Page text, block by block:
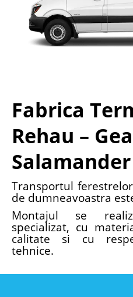
Fabrica
Rehau –
Transportul
de dumneavoastra
Montajul se
specializat, cu
calitate si cu
tehnice.